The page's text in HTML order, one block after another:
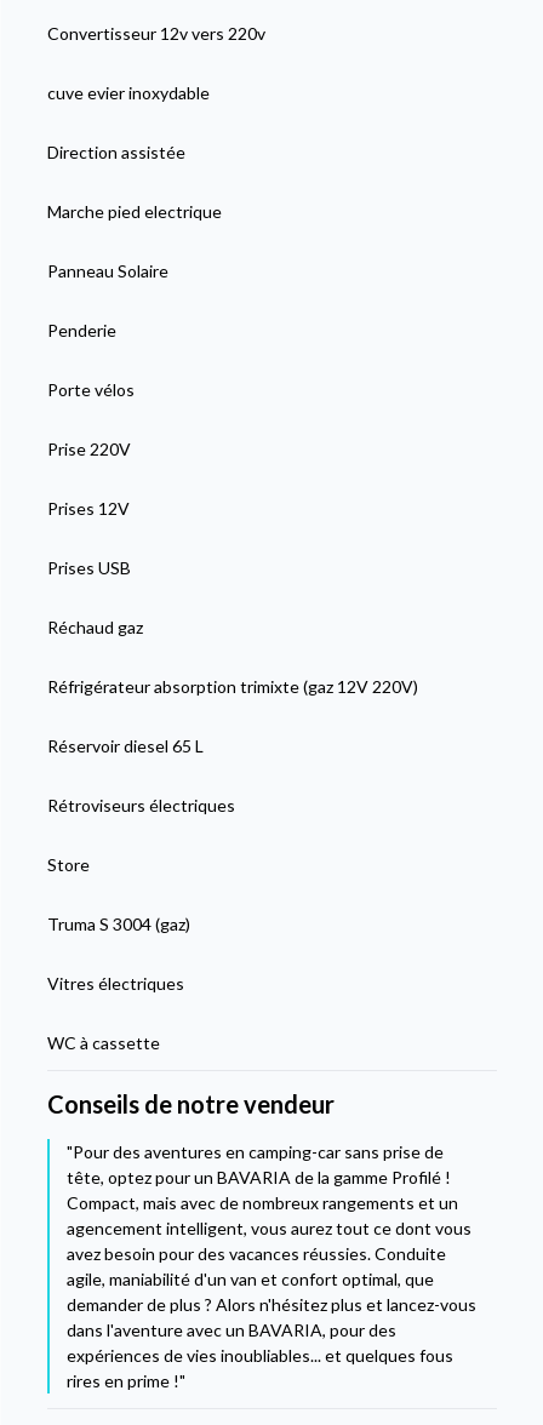
Convertisseur 12v vers 220v
cuve evier inoxydable
Direction assistée
Marche pied electrique
Panneau Solaire
Penderie
Porte vélos
Prise 220V
Prises 12V
Prises USB
Réchaud gaz
Réfrigérateur absorption trimixte (gaz 12V 220V)
Réservoir diesel 65 L
Rétroviseurs électriques
Store
Truma S 3004 (gaz)
Vitres électriques
WC à cassette
Conseils de notre vendeur
"Pour des aventures en camping-car sans prise de
tête, optez pour un BAVARIA de la gamme Profilé !
Compact, mais avec de nombreux rangements et un
agencement intelligent, vous aurez tout ce dont vous
avez besoin pour des vacances réussies. Conduite
agile, maniabilité d'un van et confort optimal, que
demander de plus ? Alors n'hésitez plus et lancez-vous
dans l'aventure avec un BAVARIA, pour des
expériences de vies inoubliables... et quelques fous
rires en prime !"